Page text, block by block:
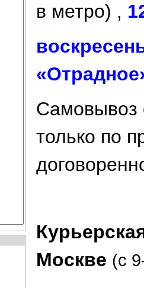
в метро) ,
Cамовывоз
только по
Москве (с